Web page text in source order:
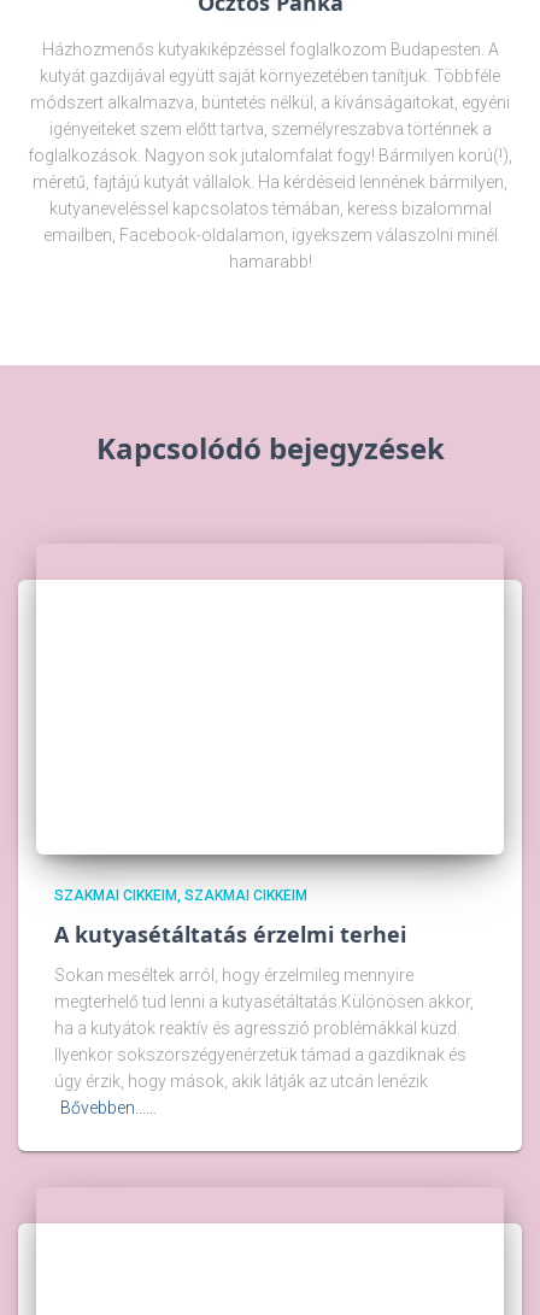
Házhozmenős kutyakiképzéssel foglalkozom Budapesten. A
kutyát gazdijával együtt saját környezetében tanítjuk. Többféle
módszert alkalmazva, büntetés nélkül, a kívánságaitokat, egyéni
igényeiteket szem előtt tartva, személyreszabva történnek a
foglalkozások. Nagyon sok jutalomfalat fogy! Bármilyen korú(!),
méretű, fajtájú kutyát vállalok. Ha kérdéseid lennének bármilyen,
kutyaneveléssel kapcsolatos témában, keress bizalommal
emailben, Facebook-oldalamon, igyekszem válaszolni minél
hamarabb!
Kapcsolódó bejegyzések
SZAKMAI CIKKEIM SZAKMAI CIKKEIM
A kutyasétáltatás érzelmi terhei
Sokan meséltek arról, hogy érzelmileg mennyire
megterhelő tud lenni a kutyasétáltatás.Különösen akkor,
ha a kutyátok reaktív és agresszió problémákkal küzd.
Ilyenkor sokszorszégyenérzetük támad a gazdiknak és
úgy érzik, hogy mások, akik látják az utcán lenézik
Bővebben...…